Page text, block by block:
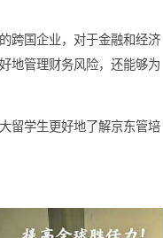
业，市场营销是至关重
生，可以带来新颖的营
一家大型的跨国企业，对